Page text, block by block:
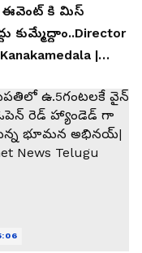
ఈవెంట్ కి మిస్
కుమ్మేద్దాం..Director
|